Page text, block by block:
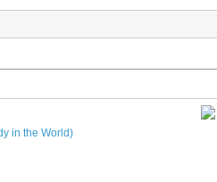
in the World)